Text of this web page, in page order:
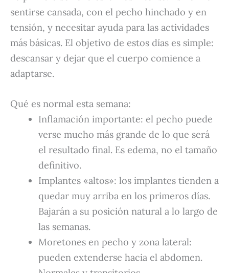
sentirse cansada, con el pecho hinchado y en
tensión, y necesitar ayuda para las actividades
más básicas. El objetivo de estos días es simple:
descansar y dejar que el cuerpo comience a
adaptarse.
Qué es normal esta semana:
Inflamación importante: el pecho puede
verse mucho más grande de lo que será
el resultado final. Es edema, no el tamaño
definitivo.
Implantes «altos»: los implantes tienden a
quedar muy arriba en los primeros días.
Bajarán a su posición natural a lo largo de
las semanas.
Moretones en pecho y zona lateral:
pueden extenderse hacia el abdomen.